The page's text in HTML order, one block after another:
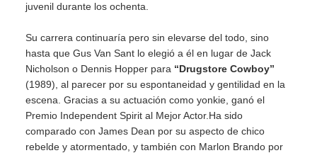
juvenil durante los ochenta.
Su carrera continuaría pero sin elevarse del todo, sino
hasta que Gus Van Sant lo elegió a él en lugar de Jack
Nicholson o Dennis Hopper para “Drugstore Cowboy”
(1989), al parecer por su espontaneidad y gentilidad en la
escena. Gracias a su actuación como yonkie, ganó el
Premio Independent Spirit al Mejor Actor.Ha sido
comparado con James Dean por su aspecto de chico
rebelde y atormentado, y también con Marlon Brando por